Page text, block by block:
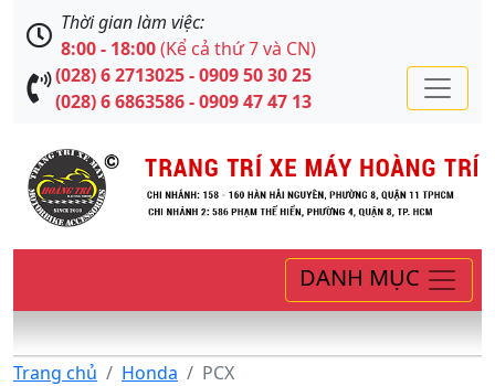
Thời gian làm việc:
8:00 - 18:00(Kể cả thứ 7 và CN)
(028) 6 2713025 - 0909 50 30 25
(028) 6 6863586 - 0909 47 47 13
DANH MỤC
Trang chủ Honda PCX